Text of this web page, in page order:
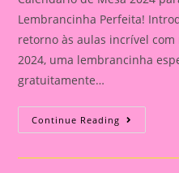
Lembrancinha Perfeita!
retorno às aulas incrível
2024, uma lembrancinha
gratuitamente…
Continue Reading Calendário
De
2024